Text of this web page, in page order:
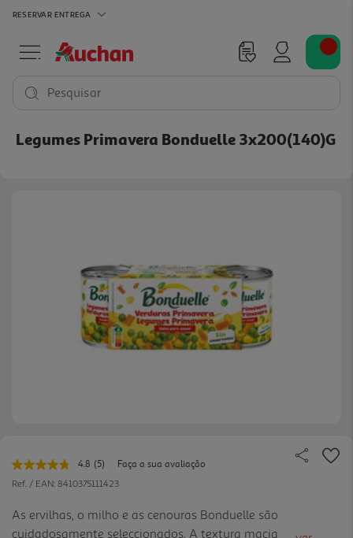
RESERVAR ENTREGA
Pesquisar
Legumes Primavera Bonduelle 3x200(140)g
4.8 Leu
5
Link
para
a
(5)
Faça a sua avaliação
Ref. / EAN: 8410375111423
As ervilhas, o milho e as cenouras Bonduelle são
cuidadosamente seleccionados. A textura macia